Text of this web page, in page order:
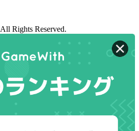
All Rights Reserved.